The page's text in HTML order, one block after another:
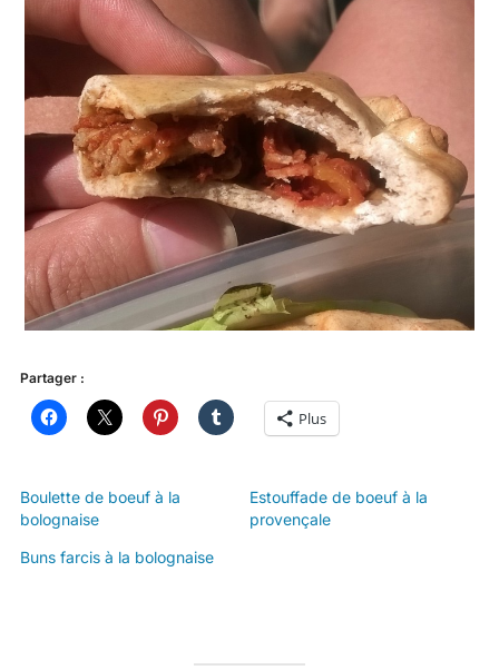
Partager :
Plus
Boulette de boeuf à la
bolognaise
Estouffade de boeuf à la
provençale
Buns farcis à la bolognaise